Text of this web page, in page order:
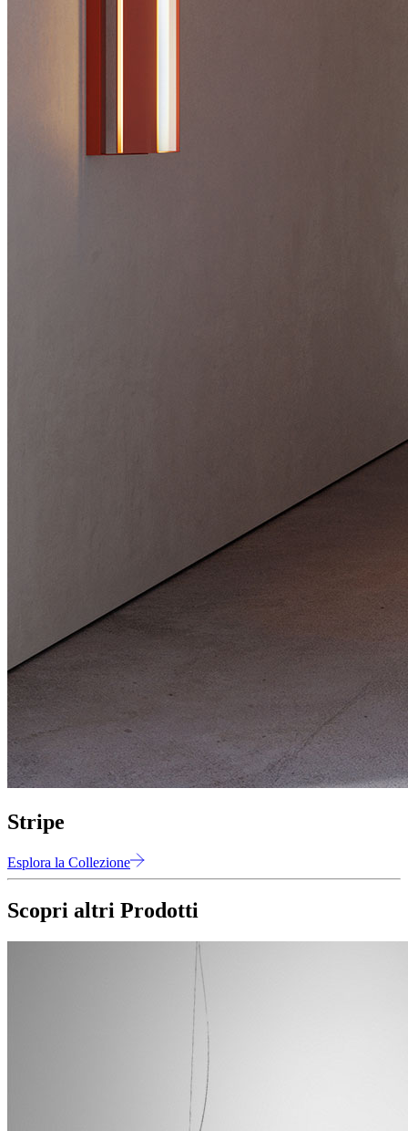
Stripe
Esplora la Collezione
Scopri altri Prodotti